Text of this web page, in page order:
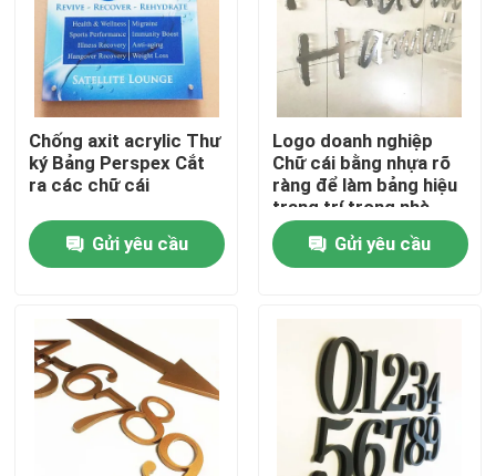
Tham quan nhà máy
Kiểm soát chất lượng
Liên hệ chúng tôi
Yêu cầu báo giá
Ký tự 3d
Ký hiệu kênh
Dấu hiệu chữ cái có đèn nền
Chống axit acrylic Thư
ký Bảng Perspex Cắt
ra các chữ cái
Gửi yêu cầu
Logo doanh nghiệp
Chữ cái bằng nhựa rõ
ràng để làm bảng hiệu
trang trí trong nhà
Gửi yêu cầu